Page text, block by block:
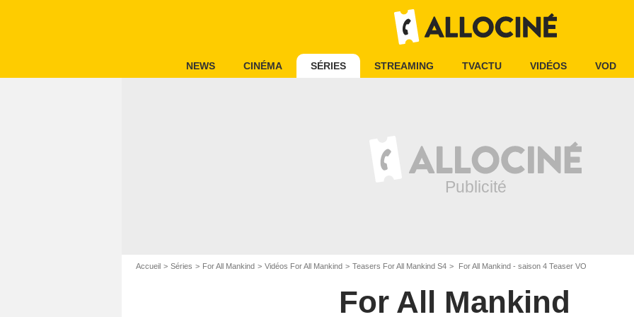
NEWS CINÉMA SÉRIES STREAMING TVACTU VIDÉOS VOD
Accueil Séries For All Mankind Vidéos For All Mankind Teasers For All Mankind S4 For All Mankind - saison 4 Teaser VO
For All Mankind